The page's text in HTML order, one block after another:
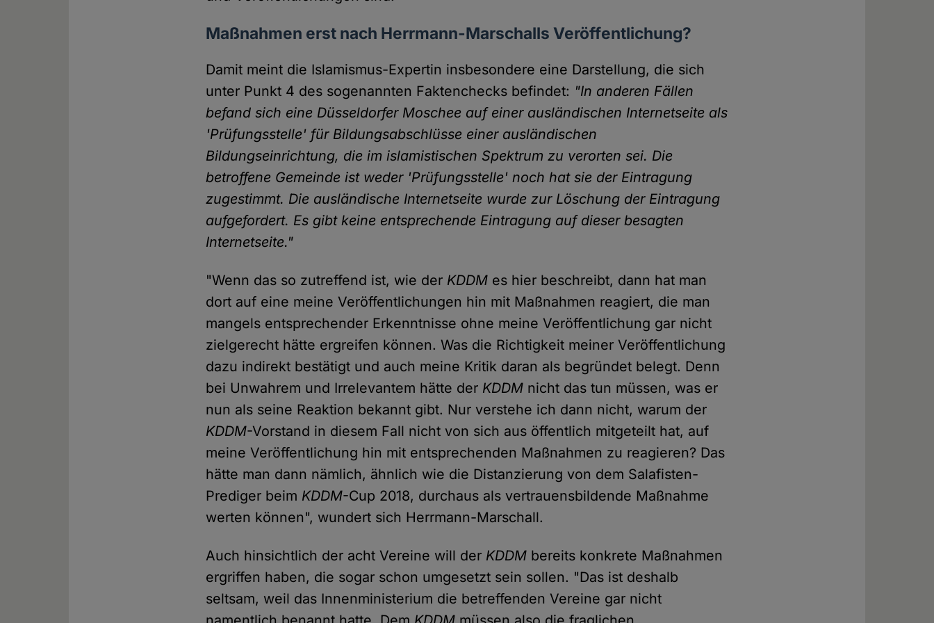
Maßnahmen erst nach Herrmann-Marschalls Veröffentlichung?
Damit meint die Islamismus-Expertin insbesondere eine Darstellung, die sich
unter Punkt 4 des sogenannten Faktenchecks befindet: "In anderen Fällen
befand sich eine Düsseldorfer Moschee auf einer ausländischen Internetseite als
'Prüfungsstelle' für Bildungsabschlüsse einer ausländischen
Bildungseinrichtung, die im islamistischen Spektrum zu verorten sei. Die
betroffene Gemeinde ist weder 'Prüfungsstelle' noch hat sie der Eintragung
zugestimmt. Die ausländische Internetseite wurde zur Löschung der Eintragung
aufgefordert. Es gibt keine entsprechende Eintragung auf dieser besagten
Internetseite."
"Wenn das so zutreffend ist, wie der KDDM es hier beschreibt, dann hat man
dort auf eine meine Veröffentlichungen hin mit Maßnahmen reagiert, die man
mangels entsprechender Erkenntnisse ohne meine Veröffentlichung gar nicht
zielgerecht hätte ergreifen können. Was die Richtigkeit meiner Veröffentlichung
dazu indirekt bestätigt und auch meine Kritik daran als begründet belegt. Denn
bei Unwahrem und Irrelevantem hätte der KDDM nicht das tun müssen, was er
nun als seine Reaktion bekannt gibt. Nur verstehe ich dann nicht, warum der
KDDM-Vorstand in diesem Fall nicht von sich aus öffentlich mitgeteilt hat, auf
meine Veröffentlichung hin mit entsprechenden Maßnahmen zu reagieren? Das
hätte man dann nämlich, ähnlich wie die Distanzierung von dem Salafisten-
Prediger beim KDDM-Cup 2018, durchaus als vertrauensbildende Maßnahme
werten können", wundert sich Herrmann-Marschall.
Auch hinsichtlich der acht Vereine will der KDDM bereits konkrete Maßnahmen
ergriffen haben, die sogar schon umgesetzt sein sollen. "Das ist deshalb
seltsam, weil das Innenministerium die betreffenden Vereine gar nicht